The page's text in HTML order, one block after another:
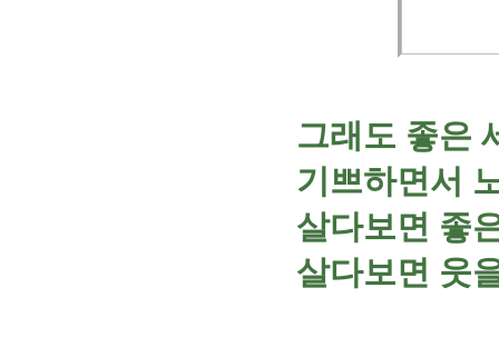
그래도 좋은
기쁘하면서
살다보면 좋
살다보면 웃